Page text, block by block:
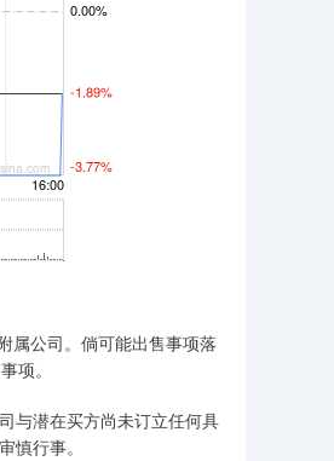
公司。倘可能出售事项落
项。
与潜在买方尚未订立任何具
慎行事。